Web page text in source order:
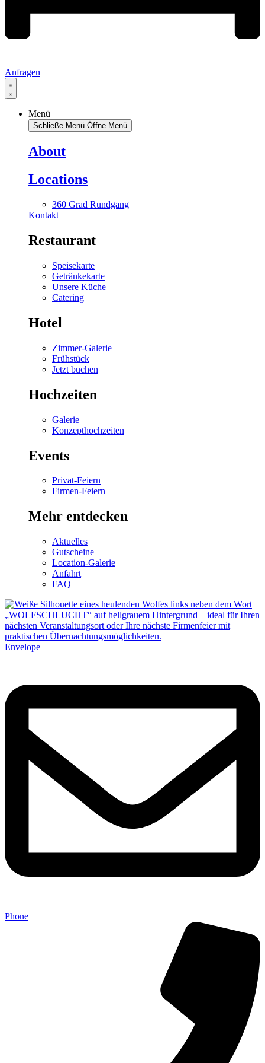
Anfragen
Menü
Schließe Menü Öffne Menü
About
Locations
360 Grad Rundgang
Kontakt
Restaurant
Speisekarte
Getränkekarte
Unsere Küche
Catering
Hotel
Zimmer-Galerie
Frühstück
Jetzt buchen
Hochzeiten
Galerie
Konzepthochzeiten
Events
Privat-Feiern
Firmen-Feiern
Mehr entdecken
Aktuelles
Gutscheine
Location-Galerie
Anfahrt
FAQ
Envelope
Phone